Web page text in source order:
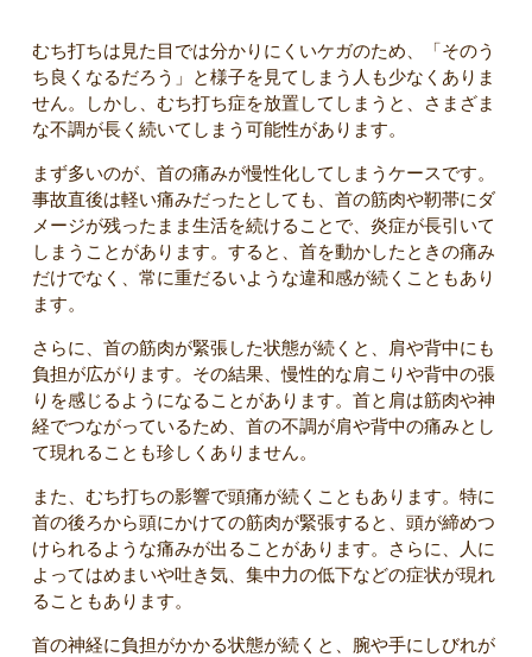
むち打ちは見た目では分かりにくいケガのため、「そのう
ち良くなるだろう」と様子を見てしまう人も少なくありま
せん。しかし、むち打ち症を放置してしまうと、さまざま
な不調が長く続いてしまう可能性があります。
まず多いのが、首の痛みが慢性化してしまうケースです。
事故直後は軽い痛みだったとしても、首の筋肉や靭帯にダ
メージが残ったまま生活を続けることで、炎症が長引いて
しまうことがあります。すると、首を動かしたときの痛み
だけでなく、常に重だるいような違和感が続くこともあり
ます。
さらに、首の筋肉が緊張した状態が続くと、肩や背中にも
負担が広がります。その結果、慢性的な肩こりや背中の張
りを感じるようになることがあります。首と肩は筋肉や神
経でつながっているため、首の不調が肩や背中の痛みとし
て現れることも珍しくありません。
また、むち打ちの影響で頭痛が続くこともあります。特に
首の後ろから頭にかけての筋肉が緊張すると、頭が締めつ
けられるような痛みが出ることがあります。さらに、人に
よってはめまいや吐き気、集中力の低下などの症状が現れ
ることもあります。
首の神経に負担がかかる状態が続くと、腕や手にしびれが